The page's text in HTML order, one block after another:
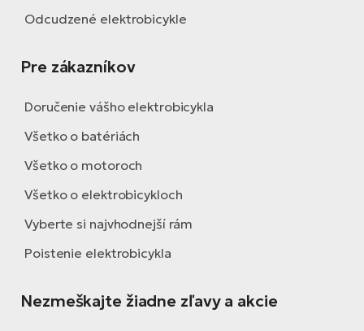
Odcudzené elektrobicykle
Pre zákazníkov
Doručenie vášho elektrobicykla
Všetko o batériách
Všetko o motoroch
Všetko o elektrobicykloch
Vyberte si najvhodnejší rám
Poistenie elektrobicykla
Nezmeškajte žiadne zľavy a akcie